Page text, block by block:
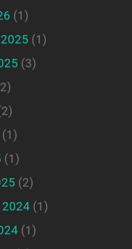
(1)
(1)
(3)
(1)
(1)
(2)
2024(1)
(1)